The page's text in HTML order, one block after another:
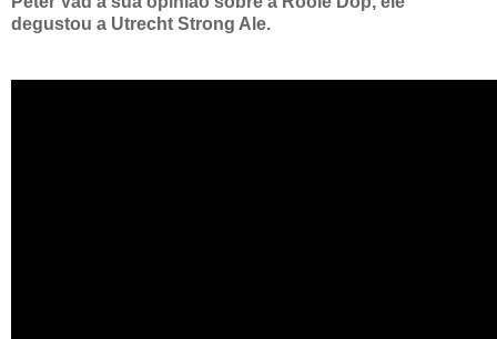
degustou a Utrecht Strong Ale.